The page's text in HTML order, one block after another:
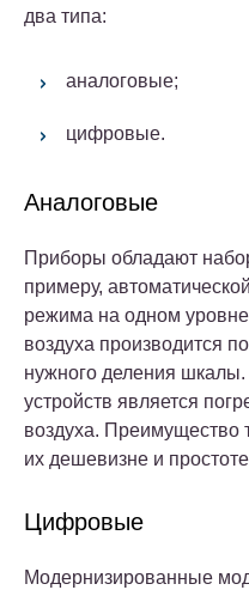
два типа:
аналоговые;
цифровые.
Аналоговые
Приборы обладают
примеру,
режима на одном
воздуха производится
нужного деления
устройств является
воздуха. Преимущество
их дешевизне и
Цифровые
Модернизированные